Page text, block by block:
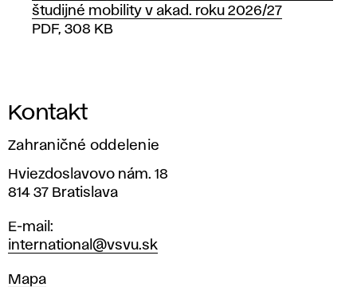
študijné mobility v akad. roku 2026/27
PDF, 308 KB
Kontakt
Zahraničné oddelenie
Adresa
Hviezdoslavovo nám. 18
814 37 Bratislava
E-mail
international@vsvu.sk
Mapa
Mapa